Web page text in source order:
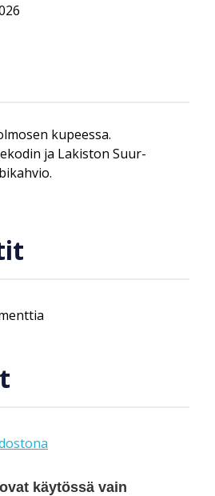
kupeessa.
ja Lakiston Suur-
käytössä vain